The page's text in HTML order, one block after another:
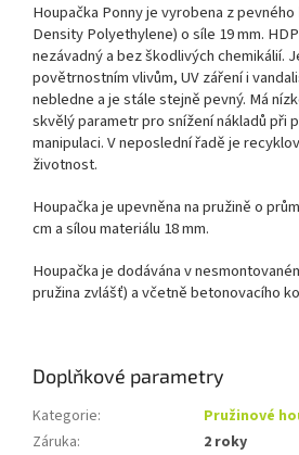
Houpačka Ponny je vyrobena z pevného
Density Polyethylene) o síle 19 mm.
nezávadný a bez škodlivých chemikálií.
povětrnostním vlivům, UV záření i
nebledne a je stále stejně pevný. Má
skvělý parametr pro snížení nákladů při
manipulaci. V neposlední řadě je
životnost.
Houpačka je upevněna na pružině o
cm a sílou materiálu 18 mm.
Houpačka je dodávána v
pružina zvlášť) a včetně betonovacího
Doplňkové parametry
Kategorie:
Pružinové
Záruka:
2 roky